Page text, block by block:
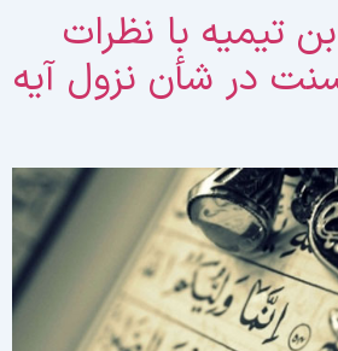
تیمیه با نظرات
در شأن نزول آیه